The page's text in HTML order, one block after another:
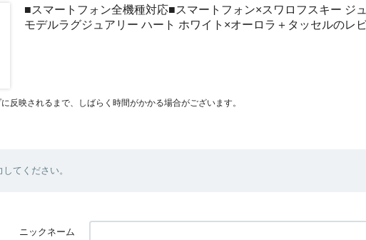
■スマートフォン全機種対応■スマートフォン×スワロフスキー ジ
モデルラグジュアリー ハート ホワイト×オーロラ＋タッセルのレ
反映されるまで、しばらく時間がかかる場合がございます。
てください。
ニックネーム